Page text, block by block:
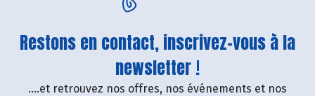
Restons en contact, inscrivez-vous à la
newsletter !
....et retrouvez nos offres, nos événements et nos